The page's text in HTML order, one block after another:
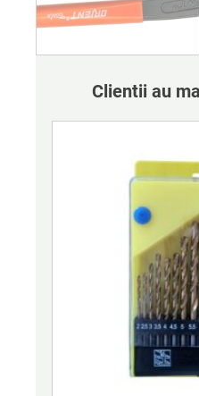
Clientii au